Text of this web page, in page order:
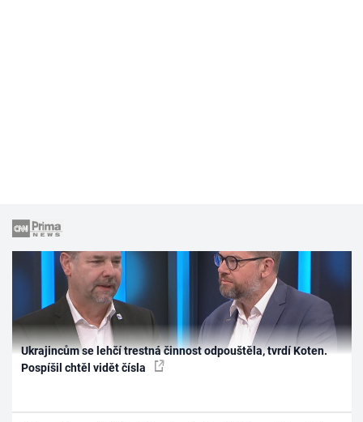
Ukrajincům se lehčí trestná činnost odpouštěla, tvrdí Koten.
Pospíšil chtěl vidět čísla